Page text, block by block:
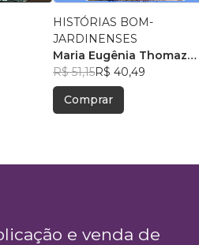
HISTÓRIAS BOM-
JARDINENSES
Maria Eugênia Thomaz
Figueira
R$ 51,15R$ 40,49
Comprar
e venda de